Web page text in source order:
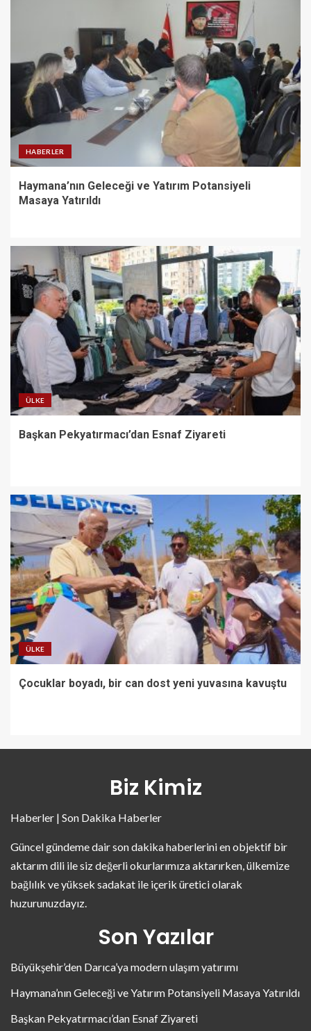
HABERLER
Haymana’nın Geleceği ve Yatırım Potansiyeli
Masaya Yatırıldı
ÜLKE
Başkan Pekyatırmacı’dan Esnaf Ziyareti
ÜLKE
Çocuklar boyadı, bir can dost yeni yuvasına kavuştu
Biz Kimiz
Haberler | Son Dakika Haberler
Güncel gündeme dair son dakika haberlerini en objektif bir
aktarım dili ile siz değerli okurlarımıza aktarırken, ülkemize
bağlılık ve yüksek sadakat ile içerik üretici olarak
huzurunuzdayız.
Son Yazılar
Büyükşehir’den Darıca’ya modern ulaşım yatırımı
Haymana’nın Geleceği ve Yatırım Potansiyeli Masaya Yatırıldı
Başkan Pekyatırmacı’dan Esnaf Ziyareti